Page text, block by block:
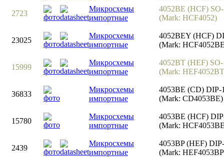
2723
Микросхемы
импортные
4052BE (HCF)
(Mark: HCF4052)
23025
Микросхемы
импортные
4052BEY (HСF)
(Mark:
15999
Микросхемы
импортные
4052BT (HEF)
(Mark:
36833
Микросхемы
импортные
4053BE (CD) DIP-
(Mark: CD4053BE)
15780
Микросхемы
импортные
4053BE (HСF)
(Mark:
2439
Микросхемы
импортные
4053BP (HEF)
(Mark: